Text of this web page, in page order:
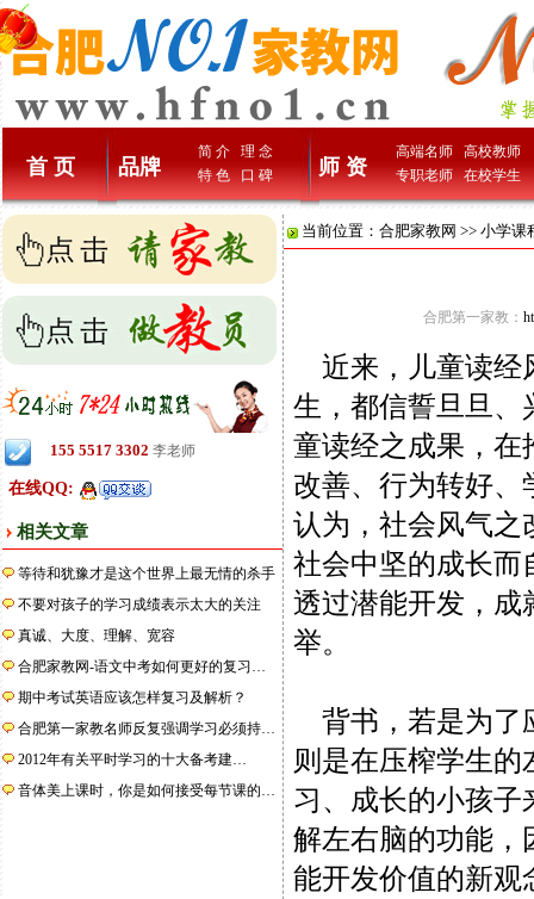
首 页 品牌
简 介
理 念
特 色
口 碑 师 资
高端名师
高校教师
专职老师
在校学生
155 5517 3302 李老师
在线QQ:
相关文章
等待和犹豫才是这个世界上最无情的杀手
不要对孩子的学习成绩表示太大的关注
真诚、大度、理解、宽容
合肥家教网-语文中考如何更好的复习…
期中考试英语应该怎样复习及解析？
合肥第一家教名师反复强调学习必须持…
2012年有关平时学习的十大备考建…
音体美上课时，你是如何接受每节课的…
当前位置： 合肥家教网 >> 小学课
合肥第一家教：
近来，儿童读经
生，都信誓旦旦、
童读经之成果，在
改善、行为转好
认为，社会风气之
社会中坚的成长而
透过潜能开发，成
举。
背书，若是为了
则是在压榨学生
习、成长的小孩子
解左右脑的功能，
能开发价值的新观